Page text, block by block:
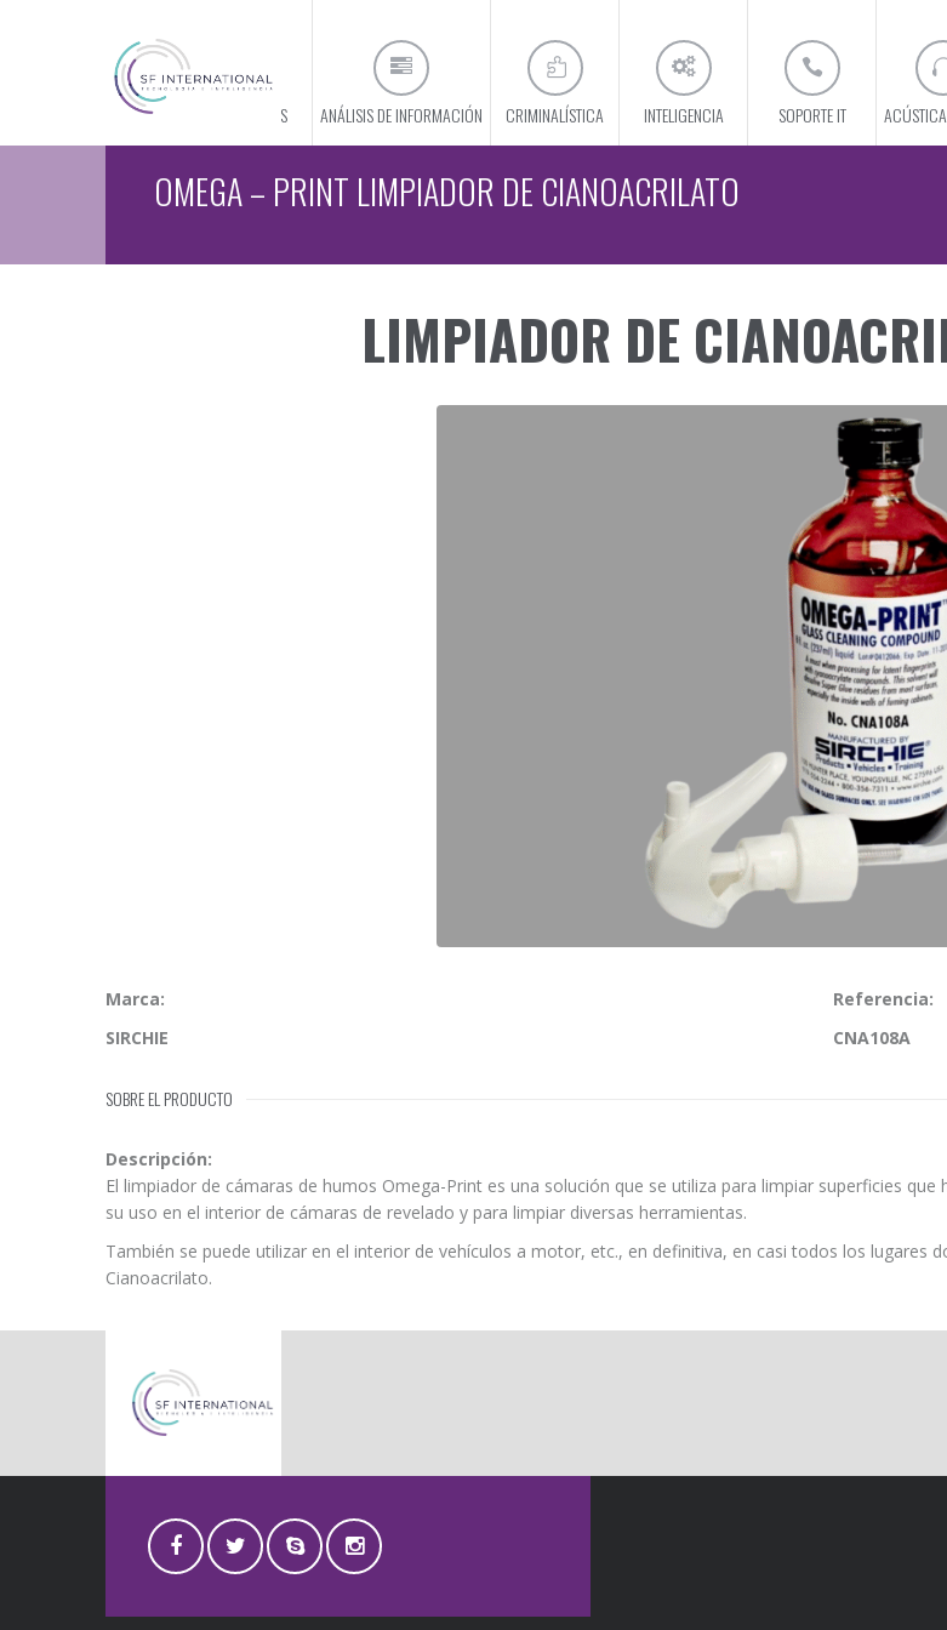
CONÓCENOS ANÁLISIS DE INFORMACIÓN CRIMINALÍSTICA INTELIGENCIA SOPORTE IT
OMEGA – PRINT LIMPIADOR DE CIANOACRILATO
LIMPIADOR DE
Marca:
SIRCHIE
Referencia:
CNA108A
SOBRE EL PRODUCTO
Descripción:
El limpiador de cámaras de humos Omega-Print es una solución que se utiliza para limpiar superficies
su uso en el interior de cámaras de revelado y para limpiar diversas herramientas.
También se puede utilizar en el interior de vehículos a motor, etc., en definitiva, en casi todos los lugares
Cianoacrilato.